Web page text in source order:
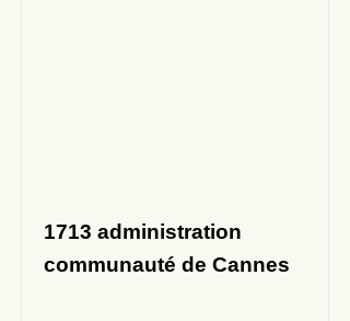
1713 administration
communauté de Cannes